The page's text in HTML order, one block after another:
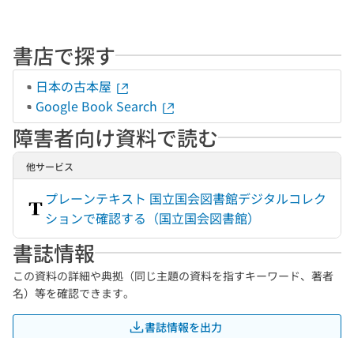
書店で探す
日本の古本屋
Google Book Search
障害者向け資料で読む
他サービス
プレーンテキスト 国立国会図書館デジタルコレク
ションで確認する（国立国会図書館）
書誌情報
この資料の詳細や典拠（同じ主題の資料を指すキーワード、著者
名）等を確認できます。
書誌情報を出力